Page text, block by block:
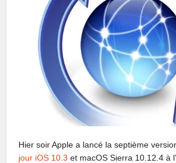
Hier soir Apple a lancé la septième
jour iOS 10.3 et macOS Sierra 10.12.4 à